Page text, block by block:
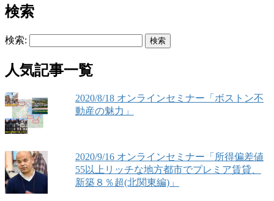
検索
検索:
人気記事一覧
2020/8/18 オンラインセミナー「ボストン不
動産の魅力」
2020/9/16 オンラインセミナー「所得偏差値
55以上リッチな地方都市でプレミア賃貸、
新築８％超(北関東編)」